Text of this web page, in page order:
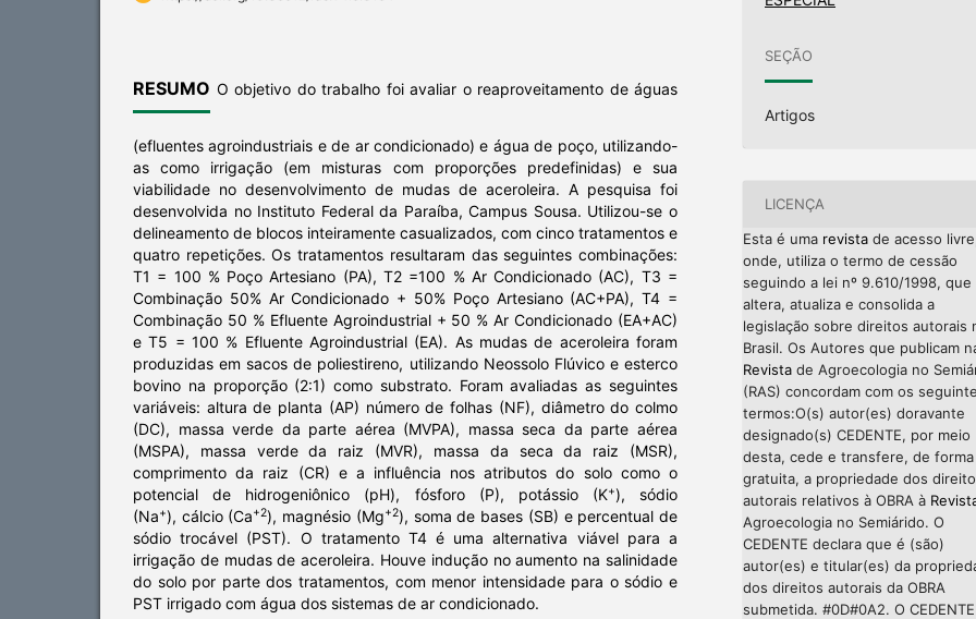
RESUMO O objetivo do trabalho foi avaliar o reaproveitamento de águas
(efluentes agroindustriais e de ar condicionado) e água de poço, utilizando-
as como irrigação (em misturas com proporções predefinidas) e sua
viabilidade no desenvolvimento de mudas de aceroleira. A pesquisa foi
desenvolvida no Instituto Federal da Paraíba, Campus Sousa. Utilizou-se o
delineamento de blocos inteiramente casualizados, com cinco tratamentos e
quatro repetições. Os tratamentos resultaram das seguintes combinações:
T1 = 100 % Poço Artesiano (PA), T2 =100 % Ar Condicionado (AC), T3 =
Combinação 50% Ar Condicionado + 50% Poço Artesiano (AC+PA), T4 =
Combinação 50 % Efluente Agroindustrial + 50 % Ar Condicionado (EA+AC)
e T5 = 100 % Efluente Agroindustrial (EA). As mudas de aceroleira foram
produzidas em sacos de poliestireno, utilizando Neossolo Flúvico e esterco
bovino na proporção (2:1) como substrato. Foram avaliadas as seguintes
variáveis: altura de planta (AP) número de folhas (NF), diâmetro do colmo
(DC), massa verde da parte aérea (MVPA), massa seca da parte aérea
(MSPA), massa verde da raiz (MVR), massa da seca da raiz (MSR),
comprimento da raiz (CR) e a influência nos atributos do solo como o
potencial de hidrogeniônico (pH), fósforo (P), potássio (K+), sódio
(Na+), cálcio (Ca+2), magnésio (Mg+2), soma de bases (SB) e percentual de
sódio trocável (PST). O tratamento T4 é uma alternativa viável para a
irrigação de mudas de aceroleira. Houve indução no aumento na salinidade
do solo por parte dos tratamentos, com menor intensidade para o sódio e
PST irrigado com água dos sistemas de ar condicionado.
SEÇÃO
Artigos
LICENÇA
Esta é uma revista de acesso
onde, utiliza o termo de cessão
seguindo a lei nº 9.610/1998, que
altera, atualiza e consolida a
legislação sobre direitos autorais
Brasil. Os Autores que publicam
Revista de Agroecologia no
(RAS) concordam com os
termos:O(s) autor(es) doravante
designado(s) CEDENTE, por meio
desta, cede e transfere, de forma
gratuita, a propriedade dos
autorais relativos à OBRA à
Agroecologia no Semiárido. O
CEDENTE declara que é (são)
autor(es) e titular(es) da
dos direitos autorais da OBRA
submetida. #0D#0A2. O CEDENTE